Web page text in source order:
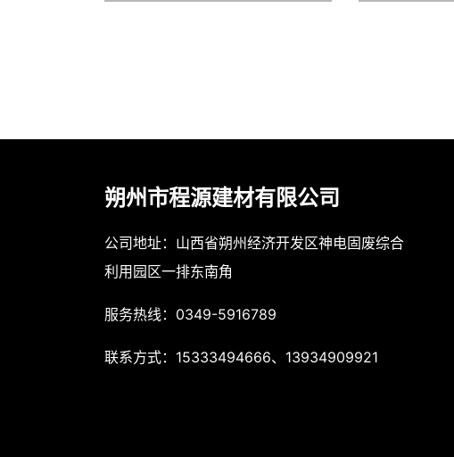
朔州市程源建材有限公司
公司地址：山西省朔州经济开发区神电固废综合
利用园区一排东南角
服务热线：0349-5916789
联系方式：15333494666、13934909921